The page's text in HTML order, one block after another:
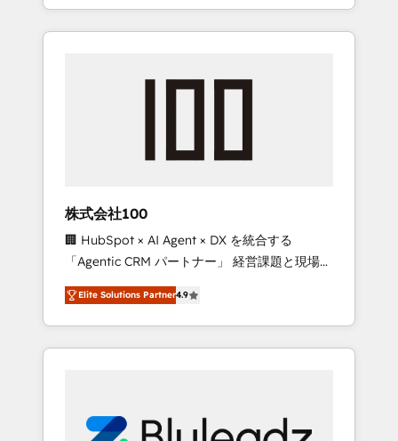
continents ★ AI-First, RevOps-led,
Onboarding obsessed ★ Company of the
engine. We onboard your team, migrate your
from any legacy CRM. Zero downtime, full
data integrity. ➤ Implementation: Configure
HubSpot to run your revenue process. Sales,
marketing, and service wired together. ➤ AI
and Integrations: Layer Breeze AI, custom
agents, and APIs to remove manual work. ➤
Ongoing Management: Monthly tune-ups,
portal? We are built for the work.
株式会社100
🏢 HubSpot × AI Agent × DX を統合する
「Agentic CRM パートナー」 経営課題と現場業
務をつなぐAIネイティブ・エージェンシーとし
て、HubSpot Eliteの実装力で顧客フロント業務
を再設計します。 💡 100inc は何をする会社
か？ HubSpotを共通基盤に、AIエージェントを
部・グループ会社・部門が分立する組織で、デ
Elite Solutions Partner4.9